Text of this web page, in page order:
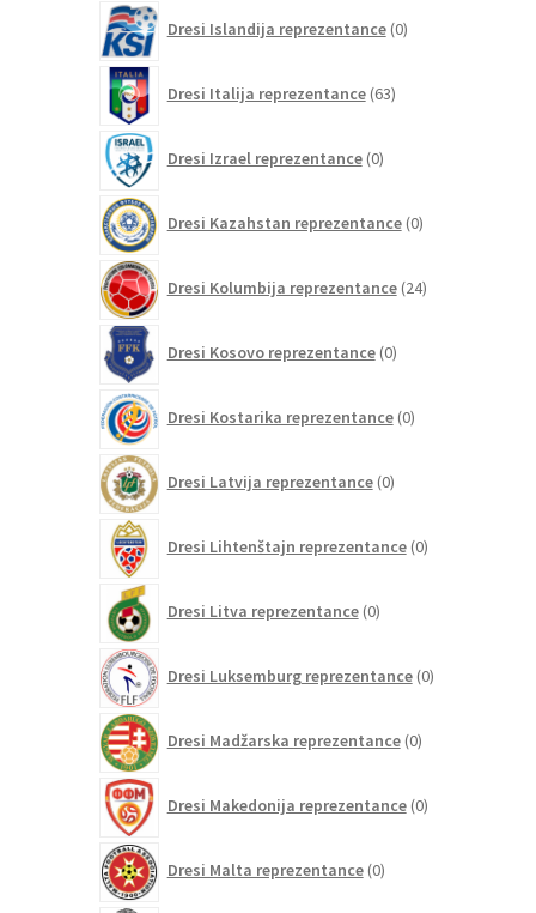
Dresi Islandija reprezentance 0izdelkov
Dresi Italija reprezentance 63izdelkov
Dresi Izrael reprezentance 0izdelkov
Dresi Kazahstan reprezentance 0izdelkov
Dresi Kolumbija reprezentance 24izdelkov
Dresi Kosovo reprezentance 0izdelkov
Dresi Kostarika reprezentance 0izdelkov
Dresi Latvija reprezentance 0izdelkov
Dresi Lihtenštajn reprezentance 0izdelkov
Dresi Litva reprezentance 0izdelkov
Dresi Luksemburg reprezentance 0izdelkov
Dresi Madžarska reprezentance 0izdelkov
Dresi Makedonija reprezentance 0izdelkov
Dresi Malta reprezentance 0izdelkov